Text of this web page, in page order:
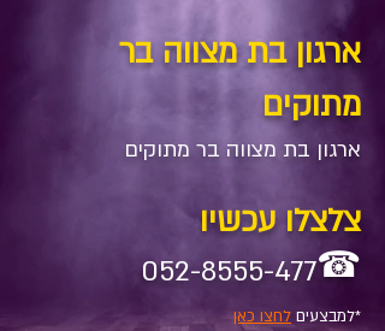
ארגון בת מצווה בר
מתוקים
ארגון בת מצווה בר מתוקים
צלצלו עכשיו
052-8555-477☎
*למבצעים לחצו כאן